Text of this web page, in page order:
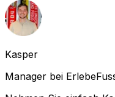
Kasper
Manager bei